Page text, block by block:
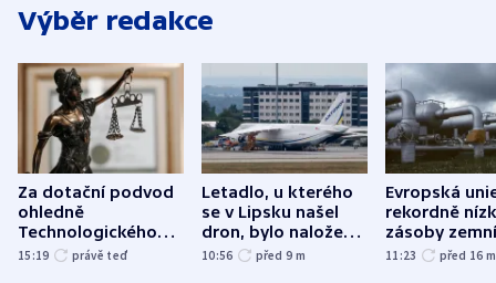
Výběr redakce
Za dotační podvod
ohledně
Technologického
parku poslal soud
15:19 právě teď
Letadlo, u kterého
se v Lipsku našel
dron, bylo naložené
municí, píší média
10:56 před 9 m
Evropská
rekordně
zásoby
plynu
11:23 před 16 m